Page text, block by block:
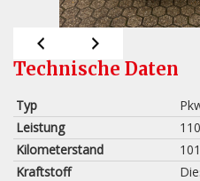
Technische Daten
Typ
Leistung
Kilometerstand
Kraftstoff